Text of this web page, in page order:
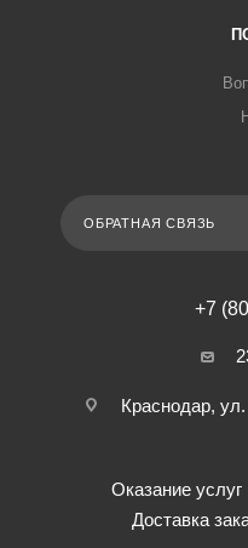
ОБРАТНАЯ СВЯЗЬ
+7
Краснодар,
Оказание
Доставка